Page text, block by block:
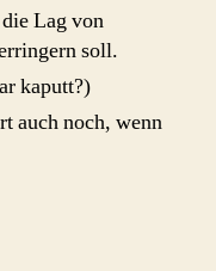
Lag von
soll.
kaputt?)
auch noch, wenn